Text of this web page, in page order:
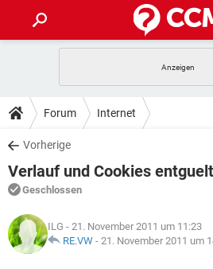
ANDROID
WINDOWS 10
WHATSAPP
FACEBOOK
TIPPS & TRICKS
SPIELE
WINDOWS 10
WHATSAPP
FACEBOOK
DOWNLOADS
SPIELE
ANDROID
WINDOWS 10
WHATSAPP
FORUM
SPIELE
ANDROID IOS
LEXIKON
SPIELE
Forum Internet
Vorherige
Verlauf und Cookies
Geschlossen
ILG - 21. November 2011 um 11:23
RE.VW - 21. November 2011 um